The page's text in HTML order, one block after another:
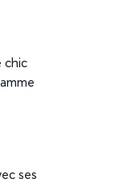
chic
ses